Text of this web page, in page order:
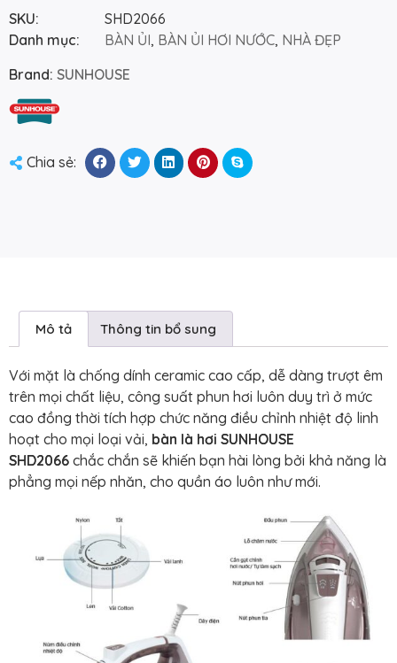
SKU:
SHD2066
Danh mục:
BÀN ỦI, BÀN ỦI HƠI NƯỚC, NHÀ ĐẸP
Brand: SUNHOUSE
Chia sẻ:
Mô tả Thông tin bổ sung
Với mặt là chống dính ceramic cao cấp, dễ dàng trượt êm
trên mọi chất liệu, công suất phun hơi luôn duy trì ở mức
cao đồng thời tích hợp chức năng điều chỉnh nhiệt độ linh
hoạt cho mọi loại vải, bàn là hơi SUNHOUSE
SHD2066 chắc chắn sẽ khiến bạn hài lòng bởi khả năng là
phẳng mọi nếp nhăn, cho quần áo luôn như mới.